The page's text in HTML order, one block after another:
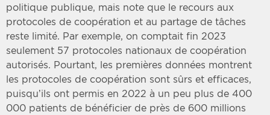
politique publique, mais note que le recours aux
protocoles de coopération et au partage de tâches
reste limité. Par exemple, on comptait fin 2023
seulement 57 protocoles nationaux de coopération
autorisés. Pourtant, les premières données montrent
les protocoles de coopération sont sûrs et efficaces,
puisqu’ils ont permis en 2022 à un peu plus de 400
000 patients de bénéficier de près de 600 millions